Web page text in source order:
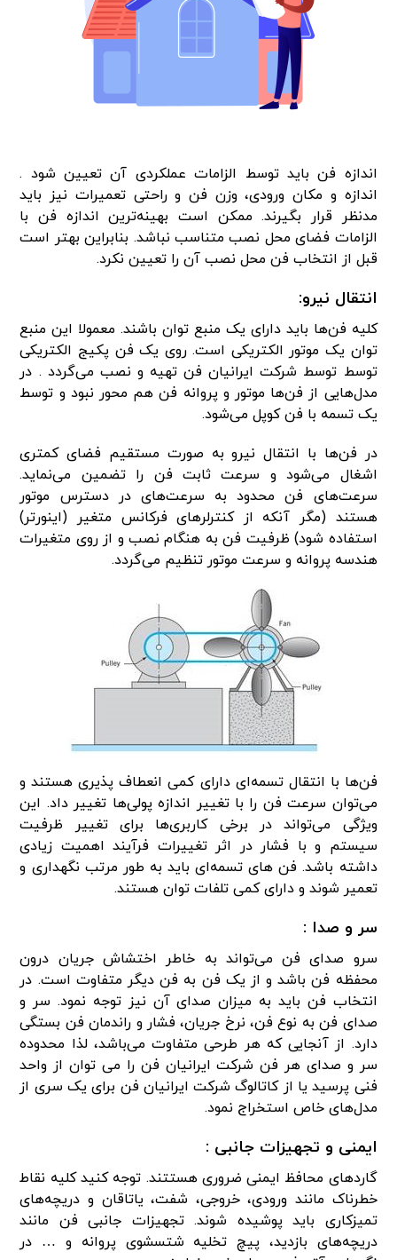
اندازه فن باید توسط الزامات عملکردی آن تعیین شود .
اندازه و مکان ورودی، وزن فن و راحتی تعمیرات نیز باید
مدنظر قرار بگیرند. ممکن است بهینه‌ترین اندازه فن با
الزامات فضای محل نصب متناسب نباشد. بنابراین بهتر است
قبل از انتخاب فن محل نصب آن را تعیین نکرد.
انتقال نیرو:
کلیه فن‌ها باید دارای یک منبع توان باشند. معمولا این منبع
توان یک موتور الکتریکی است. روی یک فن پکیج الکتریکی
توسط توسط شرکت ایرانیان فن تهیه و نصب می‌گردد . در
مدل‌هایی از فن‌ها موتور و پروانه فن هم محور نبود و توسط
یک تسمه با فن کوپل می‌شود.
در فن‌ها با انتقال نیرو به صورت مستقیم فضای کمتری
اشغال می‌شود و سرعت ثابت فن را تضمین می‌نماید.
سرعت‌های فن محدود به سرعت‌های در دسترس موتور
هستند (مگر آنکه از کنترلرهای فرکانس متغیر (اینورتر)
استفاده شود) ظرفیت فن به هنگام نصب و از روی متغیرات
هندسه پروانه و سرعت موتور تنظیم می‌گردد.
فن‌ها با انتقال تسمه‌ای دارای کمی انعطاف پذیری هستند و
می‌توان سرعت فن را با تغییر اندازه پولی‌ها تغییر داد. این
ویژگی می‌تواند در برخی کاربری‌ها برای تغییر ظرفیت
سیستم و با فشار در اثر تغییرات فرآیند اهمیت زیادی
داشته باشد. فن های تسمه‌ای باید به طور مرتب نگهداری و
تعمیر شوند و دارای کمی تلفات توان هستند.
سر و صدا :
سرو صدای فن می‌تواند به خاطر اختشاش جریان درون
محفظه فن باشد و از یک فن به فن دیگر متفاوت است. در
انتخاب فن باید به میزان صدای آن نیز توجه نمود. سر و
صدای فن به نوع فن، نرخ جریان، فشار و راندمان فن بستگی
دارد. از آنجایی که هر طرحی متفاوت می‌باشد، لذا محدوده
سر و صدای هر فن شرکت ایرانیان فن را می توان از واحد
فنی پرسید یا از کاتالوگ شرکت ایرانیان فن برای یک سری از
مدل‌های خاص استخراج نمود.
ایمنی و تجهیزات جانبی :
گاردهای محافظ ایمنی ضروری هستتند. توجه کنید کلیه نقاط
خطرناک مانند ورودی، خروجی، شفت، یاتاقان و دریچه‌های
تمیزکاری باید پوشیده شوند. تجهیزات جانبی فن مانند
دریچه‌های بازدید، پیچ تخلیه شتسشوی پروانه و … در